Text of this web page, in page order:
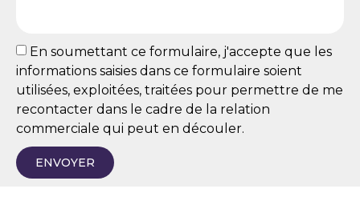
En soumettant ce formulaire, j'accepte que les
informations saisies dans ce formulaire soient
utilisées, exploitées, traitées pour permettre de me
recontacter dans le cadre de la relation
commerciale qui peut en découler.
ENVOYER